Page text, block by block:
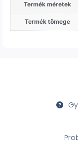
Termék méretek
Termék tömege